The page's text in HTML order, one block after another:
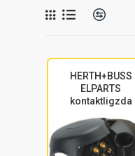
HERTH+BUSS
ELPARTS
kontaktligzda